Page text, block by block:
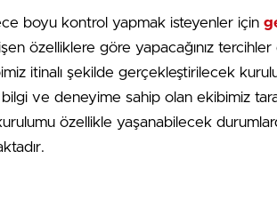
boyu kontrol yapmak isteyenler için
özelliklere göre yapacağınız
itinalı şekilde gerçekleştirilecek
ve deneyime sahip olan ekibimiz
özellikle yaşanabilecek